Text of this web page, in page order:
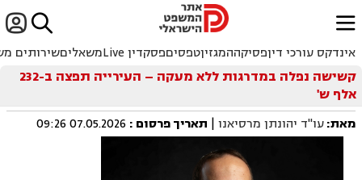

ﱐ
אינדקס עורכי דיןפסיקההמגזיןטפסיםפסקדין Live משאליםשירותים
קשישה נפלה במדרגות ללא מעקה – העירייה תפצה ב-232
אלף ש'
מאת:עו"ד יהונתן מרסיאנו | תאריך פרסום :
07.05.2026 09:26